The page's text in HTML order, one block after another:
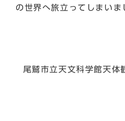
の世界へ旅立ってしまいま
尾鷲市立天文科学館天体